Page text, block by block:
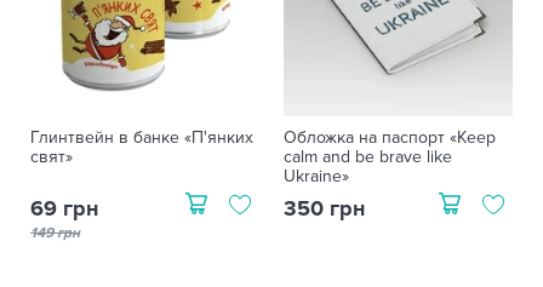
Глинтвейн в банке «П'янких
свят»
69 грн
149 грн
Обложка на паспорт «Keep
calm and be brave like
Ukraine»
350 грн